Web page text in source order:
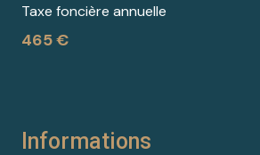
Taxe foncière annuelle
465 €
Informations